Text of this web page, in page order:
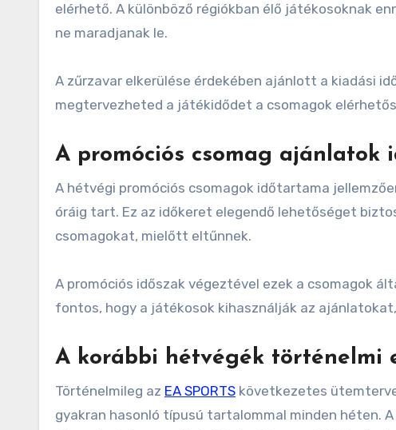
elérhető. A különböző régiókban élő játékosoknak
ne maradjanak le.
A zűrzavar elkerülése érdekében ajánlott a kiadási
megtervezheted a játékidődet a csomagok
A promóciós csomag ajánlatok
A hétvégi promóciós csomagok időtartama
óráig tart. Ez az időkeret elegendő lehetőséget
csomagokat, mielőtt eltűnnek.
A promóciós időszak végeztével ezek a csomagok
fontos, hogy a játékosok kihasználják az
A korábbi hétvégék történelmi
Történelmileg az EA SPORTS következetes
gyakran hasonló típusú tartalommal minden héten.